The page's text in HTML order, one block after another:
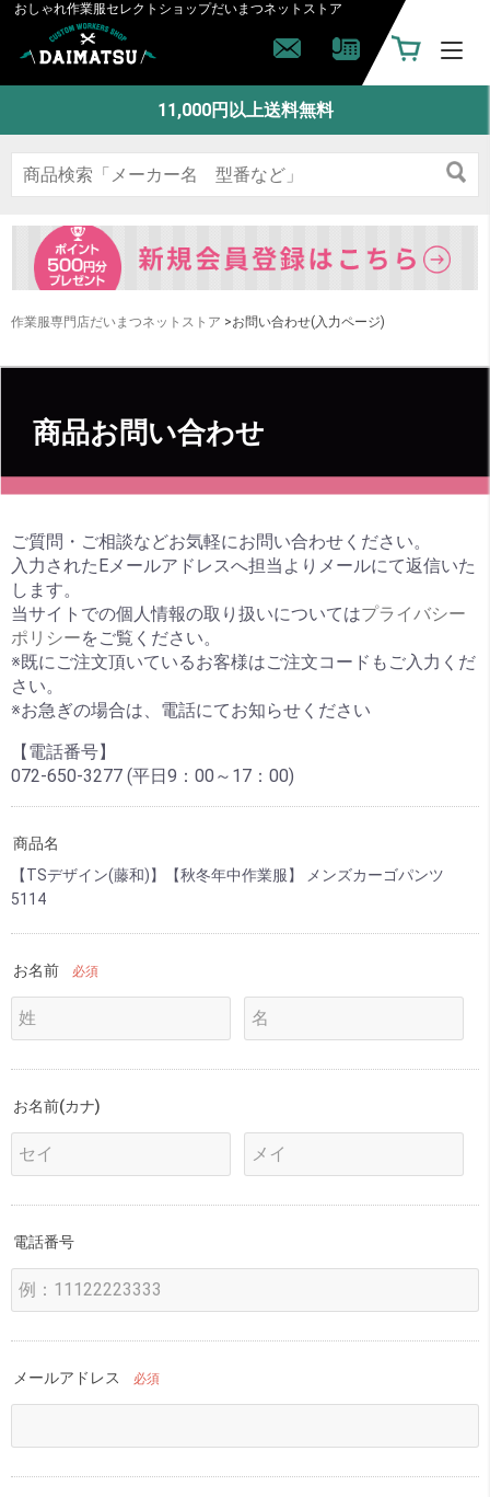
おしゃれ作業服セレクトショップだいまつネットストア
11,000円以上送料無料
作業服専門店だいまつネットストア >お問い合わせ(入力ページ)
商品お問い合わせ
ご質問・ご相談などお気軽にお問い合わせください。
入力されたEメールアドレスへ担当よりメールにて返信いた
します。
当サイトでの個人情報の取り扱いについてはプライバシー
ポリシーをご覧ください。
※既にご注文頂いているお客様はご注文コードもご入力くだ
さい。
※お急ぎの場合は、電話にてお知らせください
【電話番号】
072-650-3277 (平日9：00～17：00)
商品名
【TSデザイン(藤和)】【秋冬年中作業服】 メンズカーゴパンツ
5114
お名前 必須
お名前(カナ)
電話番号
メールアドレス 必須